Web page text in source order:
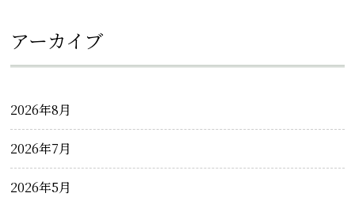
アーカイブ
2026年8月
2026年7月
2026年5月